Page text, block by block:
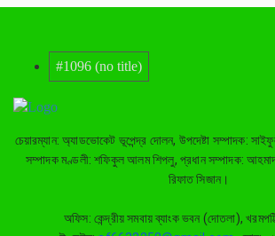
#1096 (no title)
চেয়ারম্যান: অ্যাডভোকেট ভূপেন্দ্র দোলন, উপদেষ্টা সম্পাদক:
সম্পাদক মণ্ডলী: শফিকুল আলম শিপলু, প্রধান সম্পাদক:
রিফাত সিজান।
অফিস: কেন্দ্রীয় সমবায় ব্যাংক ভবন (দোতলা),